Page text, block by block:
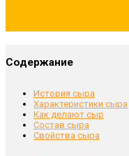
Содержание
История сыра
Характеристики сыра
Как делают сыр
Состав сыра
Свойства сыра